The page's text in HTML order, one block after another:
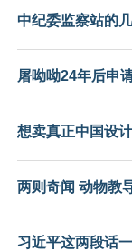
中纪委监察站的
屠呦呦24年后申
想卖真正中国设
两则奇闻 动物教
习近平这两段话